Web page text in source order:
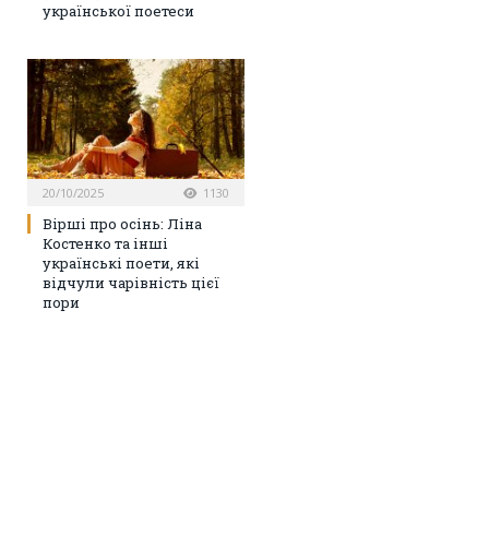
української поетеси
20/10/2025 1130
Вірші про осінь: Ліна
Костенко та інші
українські поети, які
відчули чарівність цієї
пори